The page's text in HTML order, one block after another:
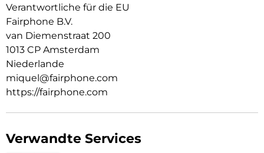
Verantwortliche für die EU
Fairphone B.V.
van Diemenstraat 200
1013 CP Amsterdam
Niederlande
miquel@fairphone.com
https://fairphone.com
Verwandte Services